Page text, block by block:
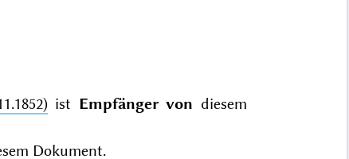
ist Empfänger von diesem
Dokument.